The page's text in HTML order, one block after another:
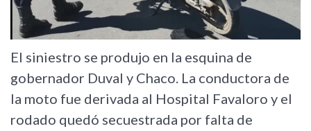
El siniestro se produjo en la esquina de
gobernador Duval y Chaco. La conductora de
la moto fue derivada al Hospital Favaloro y el
rodado quedó secuestrada por falta de